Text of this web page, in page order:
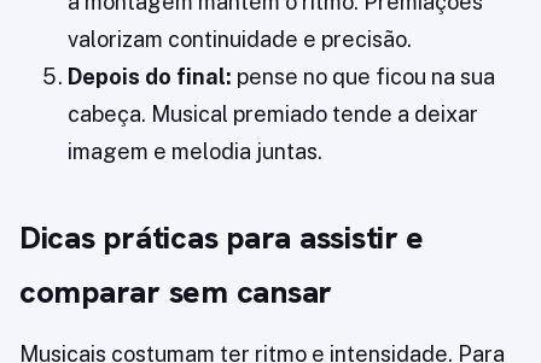
valorizam continuidade e precisão.
Depois do final: pense no que ficou na sua
cabeça. Musical premiado tende a deixar
imagem e melodia juntas.
Dicas práticas para assistir e
comparar sem cansar
Musicais costumam ter ritmo e intensidade. Para